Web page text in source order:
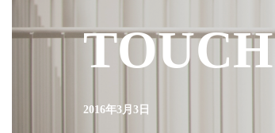
TOUCH
2016年3月3日